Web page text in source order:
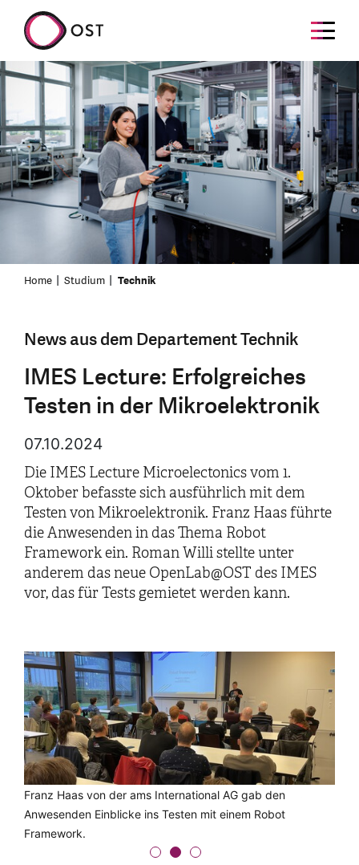
Home Studium Technik
News aus dem Departement Technik
IMES Lecture: Erfolgreiches
Testen in der Mikroelektronik
07.10.2024
Die IMES Lecture Microelectonics vom 1.
Oktober befasste sich ausführlich mit dem
Testen von Mikroelektronik. Franz Haas führte
die Anwesenden in das Thema Robot
Framework ein. Roman Willi stellte unter
anderem das neue OpenLab@OST des IMES
vor, das für Tests gemietet werden kann.
IMES-Institutsleiter Paul Zbinden (rechts) organisiert die
IMES Lectures als Plattform für Austausch und
Wissenstransfer.
Franz Haas von der ams International AG gab den
Anwesenden Einblicke ins Testen mit einem Robot
Framework.
Roman Willi stellte den Gästen das neue IMES
OpenLab@OST vor, das unter anderem für
Mikroelektronik-Tests gemietet werden kann.